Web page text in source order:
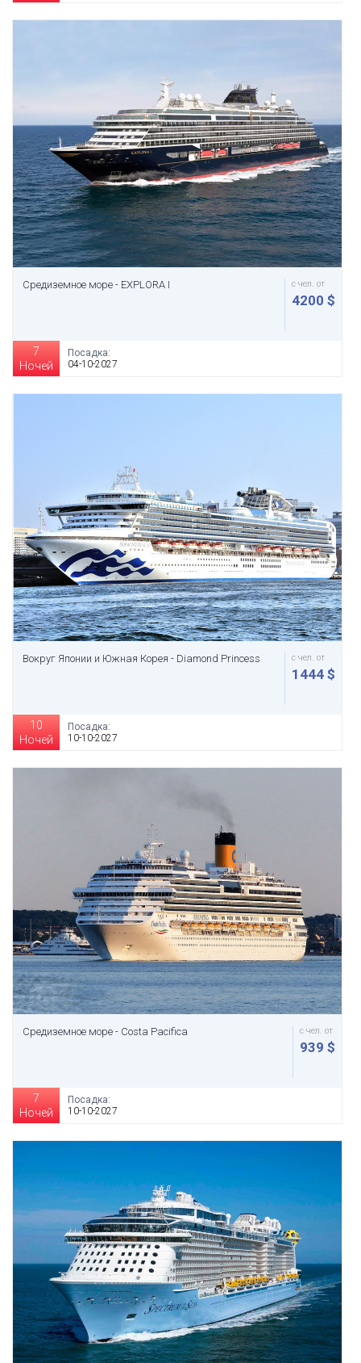
Средиземное море - EXPLORA I с чел. от
4200 $
7
Ночей
Посадка:
04-10-2027
Вокруг Японии и Южная Корея - Diamond Princess с чел. от
1444 $
10
Ночей
Посадка:
10-10-2027
Средиземное море - Costa Pacifica с чел. от
939 $
7
Ночей
Посадка:
10-10-2027